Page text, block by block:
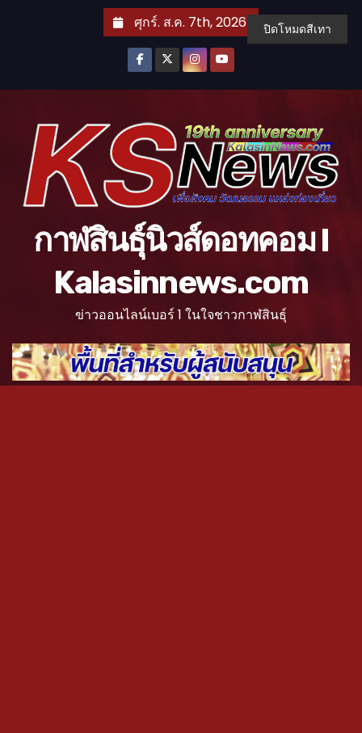
ศุกร์. ส.ค. 7th, 2026
กาฬสินธุ์นิวส์ดอทคอม l
Kalasinnews.com
ข่าวออนไลน์เบอร์ 1 ในใจชาวกาฬสินธุ์
ปิดโหมดสีเทา